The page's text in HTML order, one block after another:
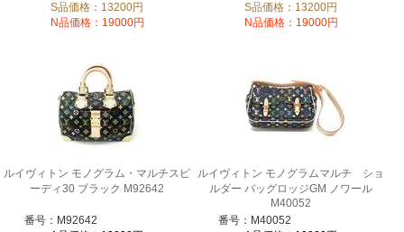
S品価格：13200円
N品価格：19000円
S品価格：13200円
N品価格：19000円
ルイヴィトン モノグラム・マルチスピ
ーディ30 ブラック M92642
番号：M92642
ルイヴィトン モノグラムマルチ ショ
ルダー バッグロッジGM ノワール
M40052
番号：M40052